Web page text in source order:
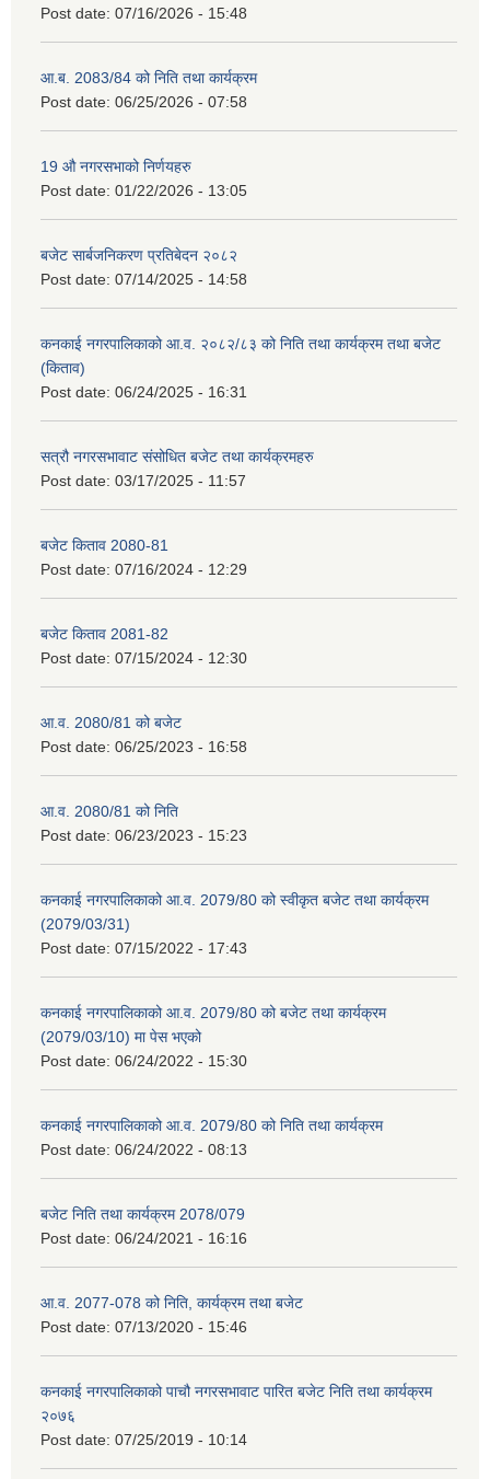
Post date: 07/16/2026 - 15:48
आ.ब. 2083/84 को निति तथा कार्यक्रम
Post date: 06/25/2026 - 07:58
19 औ नगरसभाको निर्णयहरु
Post date: 01/22/2026 - 13:05
बजेट सार्बजनिकरण प्रतिबेदन २०८२
Post date: 07/14/2025 - 14:58
कनकाई नगरपालिकाको आ.व. २०८२/८३ को निति तथा कार्यक्रम तथा बजेट
(किताव)
Post date: 06/24/2025 - 16:31
सत्रौ नगरसभावाट संसोधित बजेट तथा कार्यक्रमहरु
Post date: 03/17/2025 - 11:57
बजेट किताव 2080-81
Post date: 07/16/2024 - 12:29
बजेट किताव 2081-82
Post date: 07/15/2024 - 12:30
आ.व. 2080/81 को बजेट
Post date: 06/25/2023 - 16:58
आ.व. 2080/81 को निति
Post date: 06/23/2023 - 15:23
कनकाई नगरपालिकाको आ.व. 2079/80 को स्वीकृत बजेट तथा कार्यक्रम
(2079/03/31)
Post date: 07/15/2022 - 17:43
कनकाई नगरपालिकाको आ.व. 2079/80 को बजेट तथा कार्यक्रम
(2079/03/10) मा पेस भएको
Post date: 06/24/2022 - 15:30
कनकाई नगरपालिकाको आ.व. 2079/80 को निति तथा कार्यक्रम
Post date: 06/24/2022 - 08:13
बजेट निति तथा कार्यक्रम 2078/079
Post date: 06/24/2021 - 16:16
आ.व. 2077-078 को निति, कार्यक्रम तथा बजेट
Post date: 07/13/2020 - 15:46
कनकाई नगरपालिकाको पाचौ नगरसभावाट पारित बजेट निति तथा कार्यक्रम
२०७६
Post date: 07/25/2019 - 10:14